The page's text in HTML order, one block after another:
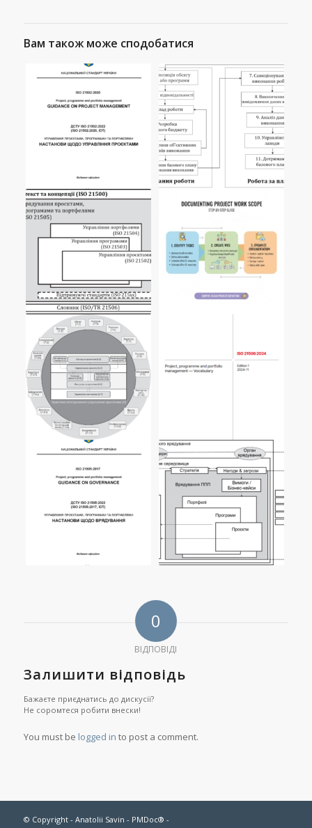
Вам також може сподобатися
0
ВІДПОВІДІ
Залишити відповідь
Бажаєте приєднатись до дискусії?
Не соромтеся робити внески!
You must be logged in to post a comment.
© Copyright - Anatolii Savin - PMDoc® -